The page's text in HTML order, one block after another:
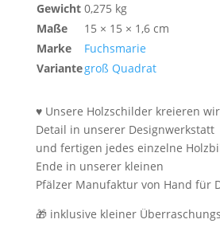
Gewicht 0,275 kg
Maße
15 × 15 × 1,6 cm
Marke
Fuchsmarie
Variantegroß Quadrat
♥ Unsere Holzschilder kreieren
Detail in unserer Designwerkstatt
und fertigen jedes einzelne
Ende in unserer kleinen
Pfälzer Manufaktur von Hand für
🎁 inklusive kleiner